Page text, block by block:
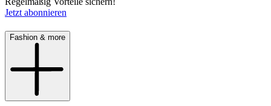
Jetzt abonnieren
Fashion & more